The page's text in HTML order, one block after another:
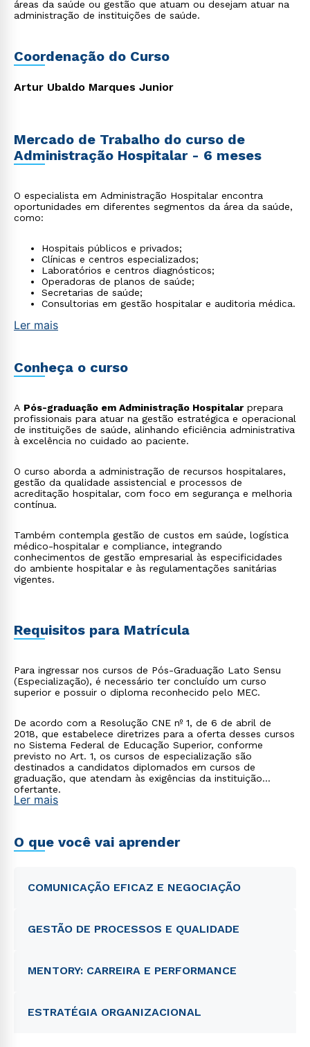
áreas da saúde ou gestão que atuam ou desejam atuar na
administração de instituições de saúde.
Coordenação do Curso
Artur Ubaldo Marques Junior
Mercado de Trabalho do curso de
Administração Hospitalar - 6 meses
O especialista em Administração Hospitalar encontra
oportunidades em diferentes segmentos da área da saúde,
como:
Hospitais públicos e privados;
Clínicas e centros especializados;
Laboratórios e centros diagnósticos;
Operadoras de planos de saúde;
Secretarias de saúde;
Consultorias em gestão hospitalar e auditoria médica.
Ler mais
Conheça o curso
A Pós-graduação em Administração Hospitalar prepara
profissionais para atuar na gestão estratégica e operacional
de instituições de saúde, alinhando eficiência administrativa
à excelência no cuidado ao paciente.
O curso aborda a administração de recursos hospitalares,
gestão da qualidade assistencial e processos de
acreditação hospitalar, com foco em segurança e melhoria
contínua.
Também contempla gestão de custos em saúde, logística
médico-hospitalar e compliance, integrando
conhecimentos de gestão empresarial às especificidades
do ambiente hospitalar e às regulamentações sanitárias
vigentes.
Requisitos para Matrícula
Para ingressar nos cursos de Pós-Graduação Lato Sensu
(Especialização), é necessário ter concluído um curso
superior e possuir o diploma reconhecido pelo MEC.
De acordo com a Resolução CNE nº 1, de 6 de abril de
2018, que estabelece diretrizes para a oferta desses cursos
no Sistema Federal de Educação Superior, conforme
previsto no Art. 1, os cursos de especialização são
destinados a candidatos diplomados em cursos de
graduação, que atendam às exigências da instituição
ofertante.
Ler mais
O que você vai aprender
COMUNICAÇÃO EFICAZ E NEGOCIAÇÃO
GESTÃO DE PROCESSOS E QUALIDADE
MENTORY: CARREIRA E PERFORMANCE
ESTRATÉGIA ORGANIZACIONAL